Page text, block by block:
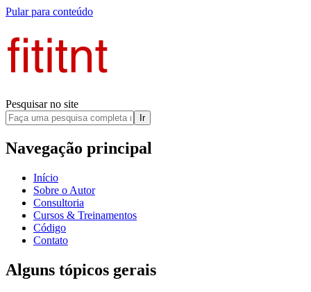
Pular para conteúdo
Pesquisar no site
Ir
Navegação principal
Início
Sobre o Autor
Consultoria
Cursos & Treinamentos
Código
Contato
Alguns tópicos gerais